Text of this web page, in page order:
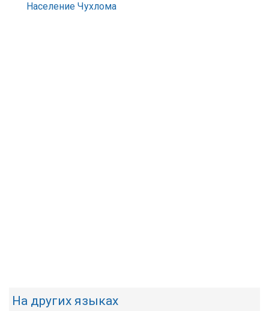
Население Чухлома
На других языках